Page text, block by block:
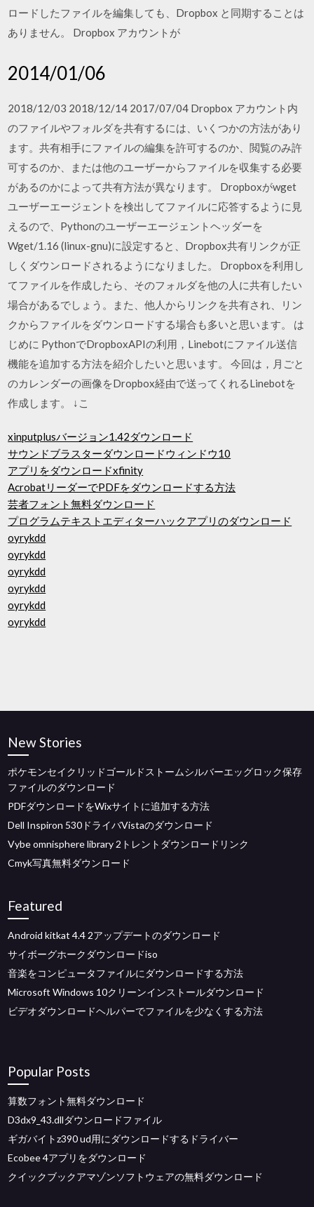
ロードしたファイルを編集しても、Dropbox と同期することは
ありません。 Dropbox アカウントが
2014/01/06
2018/12/03 2018/12/14 2017/07/04 Dropbox アカウント内
のファイルやフォルダを共有するには、いくつかの方法があり
ます。共有相手にファイルの編集を許可するのか、閲覧のみ許
可するのか、または他のユーザーからファイルを収集する必要
があるのかによって共有方法が異なります。 Dropboxがwget
ユーザーエージェントを検出してファイルに応答するように見
えるので、Pythonのユーザーエージェントヘッダーを
Wget/1.16 (linux-gnu)に設定すると、Dropbox共有リンクが正
しくダウンロードされるようになりました。 Dropboxを利用し
てファイルを作成したら、そのフォルダを他の人に共有したい
場合があるでしょう。また、他人からリンクを共有され、リン
クからファイルをダウンロードする場合も多いと思います。 は
じめに PythonでDropboxAPIの利用，Linebotにファイル送信
機能を追加する方法を紹介したいと思います。 今回は，月ごと
のカレンダーの画像をDropbox経由で送ってくれるLinebotを
作成します。 ↓こ
xinputplusバージョン1.42ダウンロード
サウンドブラスターダウンロードウィンドウ10
アプリをダウンロードxfinity
AcrobatリーダーでPDFをダウンロードする方法
芸者フォント無料ダウンロード
プログラムテキストエディターハックアプリのダウンロード
oyrykdd
oyrykdd
oyrykdd
oyrykdd
oyrykdd
oyrykdd
New Stories
ポケモンセイ​​クリッドゴールドストームシルバーエッグロック保存
ファイルのダウンロード
PDFダウンロードをWixサイトに追加する方法
Dell Inspiron 530ドライバVistaのダウンロード
Vybe omnisphere library 2トレントダウンロードリンク
Cmyk写真無料ダウンロード
Featured
Android kitkat 4.4 2アップデートのダウンロード
サイボーグホークダウンロードiso
音楽をコンピュータファイルにダウンロードする方法
Microsoft Windows 10クリーンインストールダウンロード
ビデオダウンロードヘルパーでファイルを少なくする方法
Popular Posts
算数フォント無料ダウンロード
D3dx9_43.dllダウンロードファイル
ギガバイトz390 ud用にダウンロードするドライバー
Ecobee 4アプリをダウンロード
クイックブックアマゾンソフトウェアの無料ダウンロード